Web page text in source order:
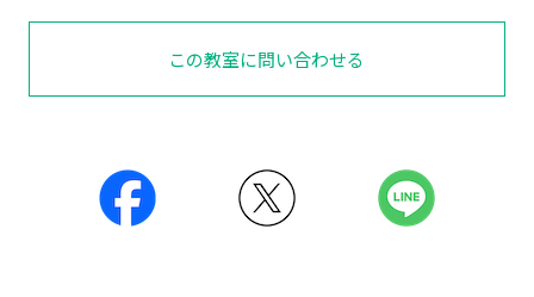
この教室に問い合わせる